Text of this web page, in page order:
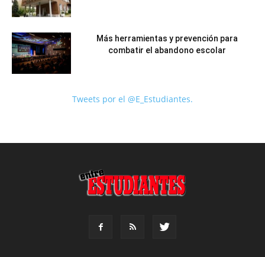
Más herramientas y prevención para
combatir el abandono escolar
Tweets por el @E_Estudiantes.